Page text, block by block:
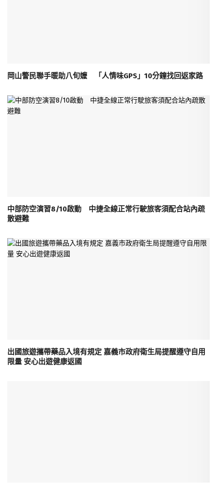
岡山警民聯手暖助八旬嬤 「人情味GPS」10分鐘找回返家路
中部防空演習8/10啟動 中捷全線正常行駛旅客須配合站內疏
散避難
出國旅遊攜帶藥品入境有規定 嘉義市政府衛生局提醒遵守自用
限量 安心出遊健康返國